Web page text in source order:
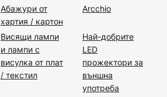
Абажури от
хартия / картон
Arcchio
Висящи лампи
и лампи с
висулка от плат
/ текстил
Най-добрите
LED
прожектори за
външна
употреба